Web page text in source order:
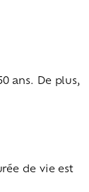
ans. De plus,
de vie est